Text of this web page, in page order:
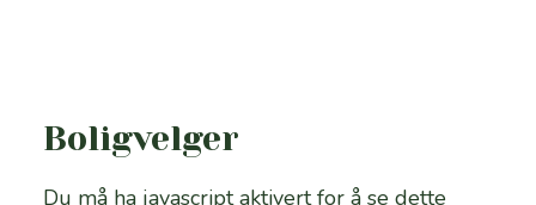
Boligvelger
Du må ha javascript aktivert for å se dette